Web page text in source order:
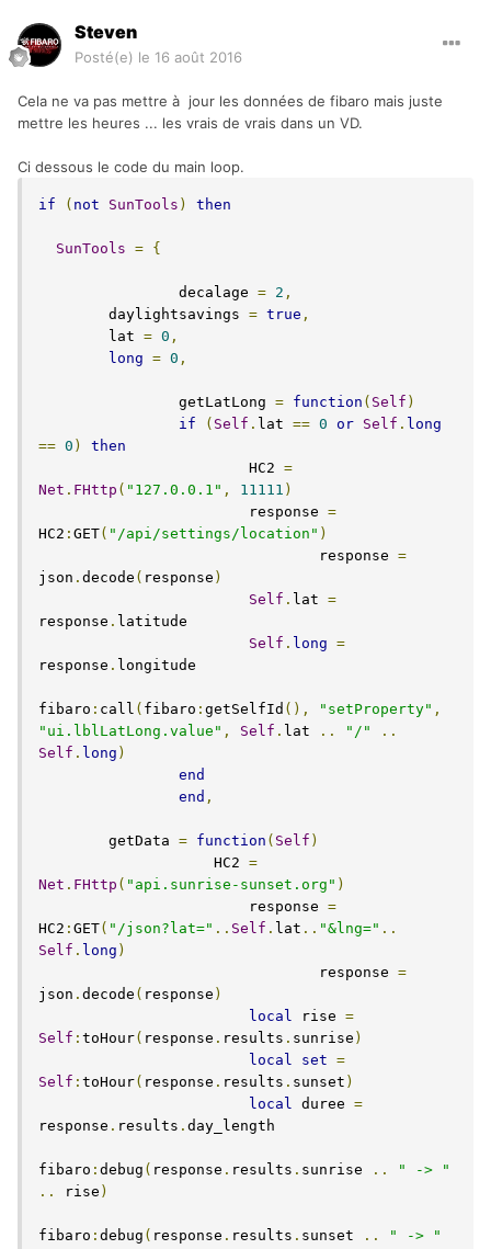
Steven
Posté(e) le 16 août 2016
Cela ne va pas mettre à jour les données de fibaro mais juste
mettre les heures ... les vrais de vrais dans un VD.
Ci dessous le code du main loop.
if ( not SunTools ) then
SunTools = {
		decalage
= 2 ,
    	daylightsavings
= true ,
    	lat
= 0 ,
long = 0 ,
		getLatLong
= function ( Self )
if
( Self . lat == 0 or Self . long
== 0 )
then
    			HC2
=
Net . FHttp ( "127.0.0.1" , 11111 )
        		response
=
HC2 : GET( "/api/settings/location" )
				response
=
json . decode ( response )
Self . lat =
response . latitude
Self . long =
response . longitude
fibaro : call ( fibaro : getSelfId (), "setProperty" ,
"ui.lblLatLong.value" , Self . lat .. "/"
..
Self . long )
end
end ,
    	getData
= function ( Self )
      		    HC2
=
Net . FHttp ( "api.sunrise-sunset.org" )
      			response
=
HC2 : GET( "/json?lat=" .. Self . lat .. "&lng=" ..
Self . long )
				response
=
json . decode ( response )
local rise =
Self : toHour( response . results . sunrise )
local
set =
Self : toHour( response . results . sunset )
local duree =
response . results . day_length
fibaro : debug ( response . results . sunrise ..
" -> "
..
rise )
fibaro : debug ( response . results . sunset .. " -> "